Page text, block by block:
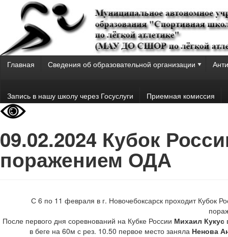
Главная Сведения об образовательной организации
Запись в нашу школу через Госуслуги Приемная комиссия
09.02.2024 Кубок
поражением ОДА
С 6 по 11 февраля в г. Новочебоксарск проходит Кубок
После первого дня соревнований на Кубке России Михаил Кукус
в беге на 60м с рез. 10.50 первое место заняла Ненова